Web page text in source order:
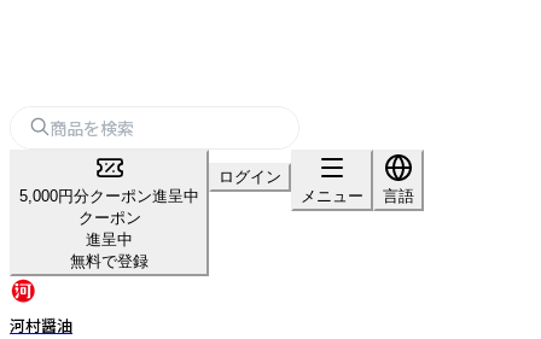
5,000円分クーポン進呈中
クーポン
進呈中
無料で登録
ログイン
メニュー
言語
河村醤油